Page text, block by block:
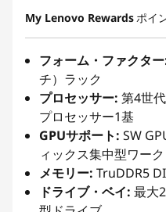
My Lenovo Rewards ポイ
フォーム・ファクタ
チ）ラック
プロセッサー: 第4世
プロセッサー1基
GPUサポート: SW
ィックス集中型ワー
メモリー: TruDDR5
ドライブ・ベイ: 最大